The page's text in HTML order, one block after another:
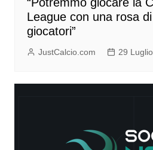
League con una rosa
giocatori”
JustCalcio.com 29